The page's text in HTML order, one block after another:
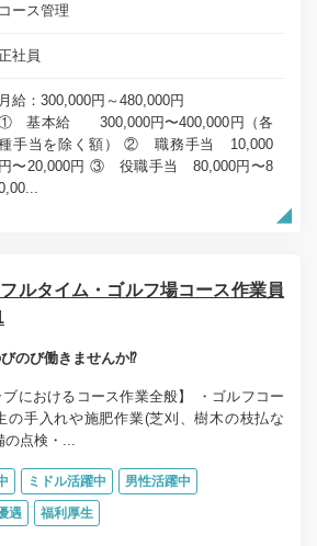
コース管理
社員
月給：300,000円～480,000円
基本給 300,000円〜400,000円（各
手当を除く額） ② 職務手当 10,000
円〜20,000円 ③ 役職手当 80,000円〜8
ルタイム・ゴルフ場コース作業員
のび働きませんか⁉
ブにおけるコース作業全般】 ・ゴルフコー
手入れや施肥作業(芝刈、樹木の枝払な
点検・...
ミドル活躍中 男性活躍中
遇 福利厚生